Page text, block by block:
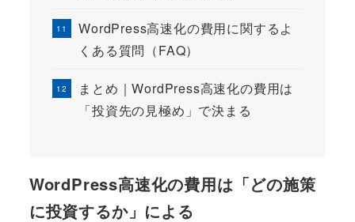
WordPress高速化の費用に関するよ
くある質問（FAQ）
まとめ｜WordPress高速化の費用は
「投資先の見極め」で決まる
WordPress高速化の費用は「どの施策
に投資するか」による